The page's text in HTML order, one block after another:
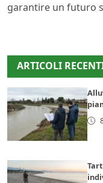
garantire un futuro
ARTICOLI